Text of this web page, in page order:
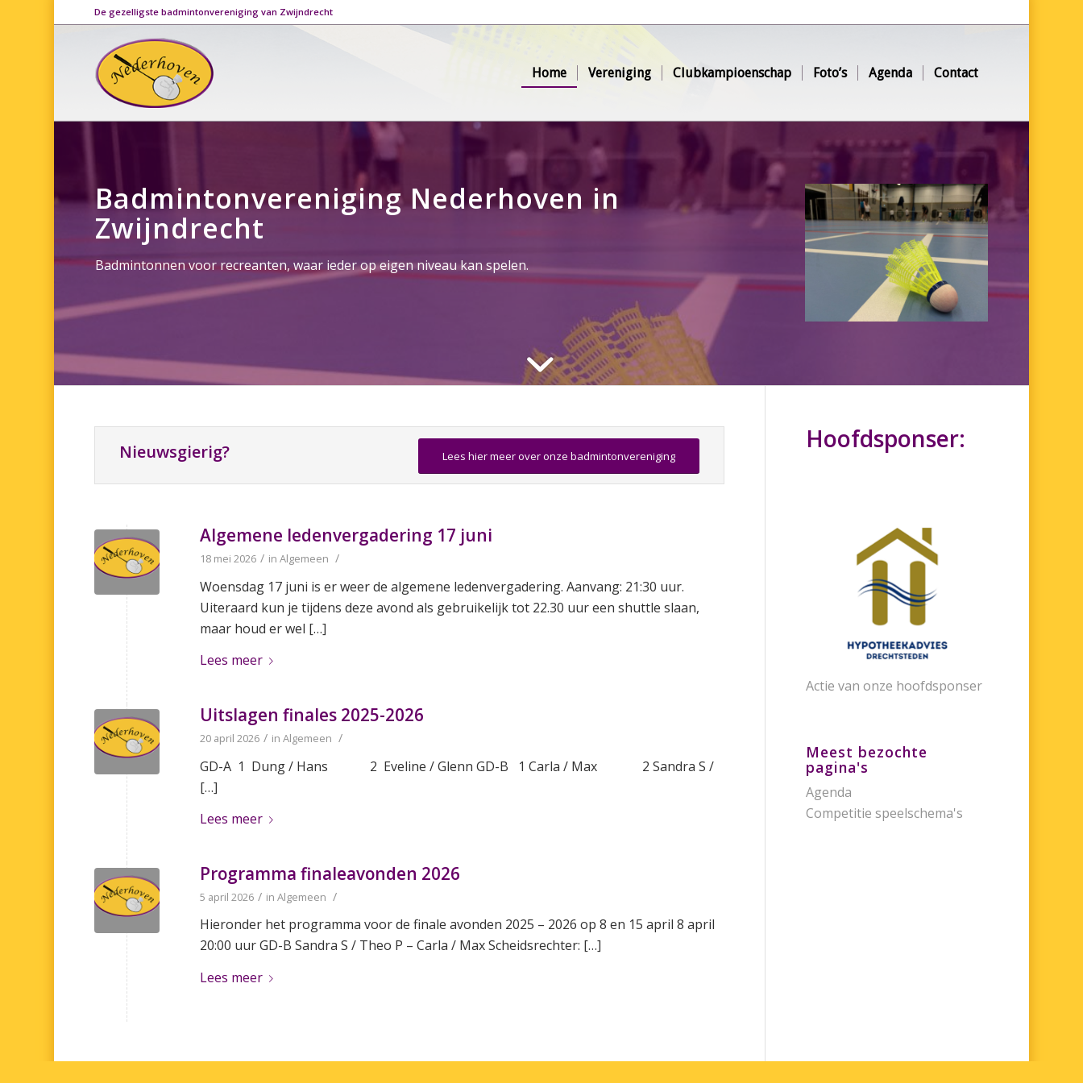
De gezelligste badmintonvereniging van Zwijndrecht
Home Vereniging Clubkampioenschap Foto’s Agenda Contact
Badmintonvereniging Nederhoven in
Zwijndrecht
Badmintonnen voor recreanten, waar ieder op eigen niveau kan spelen.
Nieuwsgierig? Lees hier meer over onze badmintonvereniging
Algemene ledenvergadering 17 juni
18 mei 2026 / inAlgemeen /
Woensdag 17 juni is er weer de algemene ledenvergadering. Aanvang: 21:30 uur.
Uiteraard kun je tijdens deze avond als gebruikelijk tot 22.30 uur een shuttle slaan,
maar houd er wel […]
Lees meer
Uitslagen finales 2025-2026
20 april 2026 / inAlgemeen /
GD-A 1 Dung / Hans 2 Eveline / Glenn GD-B 1 Carla / Max 2 Sandra S /
[…]
Lees meer
Programma finaleavonden 2026
5 april 2026 / inAlgemeen /
Hieronder het programma voor de finale avonden 2025 – 2026 op 8 en 15 april 8 april
20:00 uur GD-B Sandra S / Theo P – Carla / Max Scheidsrechter: […]
Lees meer
Hoofdsponser:
Actie van onze hoofdsponser
Meest bezochte
pagina's
Agenda
Competitie speelschema's